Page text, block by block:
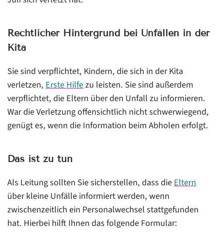
Rechtlicher Hintergrund bei Unfällen in der
Kita
Sie sind verpflichtet, Kindern, die sich in der Kita
verletzen,Erste Hilfezu leisten. Sie sind außerdem
verpflichtet, die Eltern über den Unfall zu informieren.
War die Verletzung offensichtlich nicht schwerwiegend,
genügt es, wenn die Information beim Abholen erfolgt.
Das ist zu tun
Als Leitung sollten Sie sicherstellen, dass dieEltern
über kleine Unfälle informiert werden, wenn
zwischenzeitlich ein Personalwechsel stattgefunden
hat. Hierbei hilft Ihnen das folgende Formular: